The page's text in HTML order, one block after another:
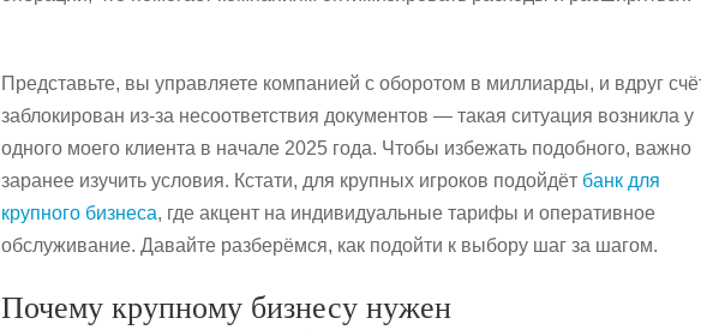
Представьте, вы управляете компанией с оборотом в миллиарды, и вдруг
заблокирован из-за несоответствия документов — такая ситуация возникла у
одного моего клиента в начале 2025 года. Чтобы избежать подобного, важно
заранее изучить условия. Кстати, для крупных игроков подойдёт банк для
крупного бизнеса, где акцент на индивидуальные тарифы и оперативное
обслуживание. Давайте разберёмся, как подойти к выбору шаг за шагом.
Почему крупному бизнесу нужен